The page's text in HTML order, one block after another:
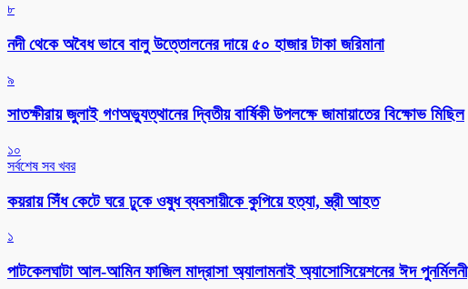
৮
নদী থেকে অবৈধ ভাবে বালু উত্তোলনের দায়ে ৫০ হাজার টাকা জরিমানা
৯
সাতক্ষীরায় জুলাই গণঅভ্যুত্থানের দ্বিতীয় বার্ষিকী উপলক্ষে জামায়াতের বিক্ষোভ মিছিল
১০
সর্বশেষ সব খবর
কয়রায় সিঁধ কেটে ঘরে ঢুকে ওষুধ ব্যবসায়ীকে কুপিয়ে হত্যা, স্ত্রী আহত
১
পাটকেলঘাটা আল-আমিন ফাজিল মাদ্রাসা অ্যালামনাই অ্যাসোসিয়েশনের ঈদ পুনর্মিলনী